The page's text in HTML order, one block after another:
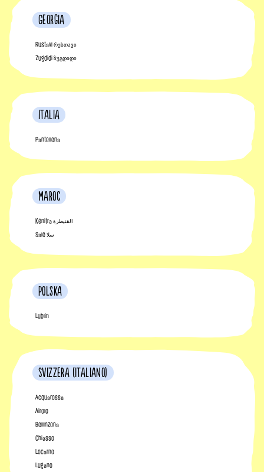
Georgia
Rustavi რუსთავი
Zugdidi ზუგდიდი
Italia
Pantelleria
Maroc
Kénitra القنيطرة
Salé سلا
Polska
Lublin
Svizzera (Italiano)
Acquarossa
Airolo
Bellinzona
Chiasso
Locarno
Lugano